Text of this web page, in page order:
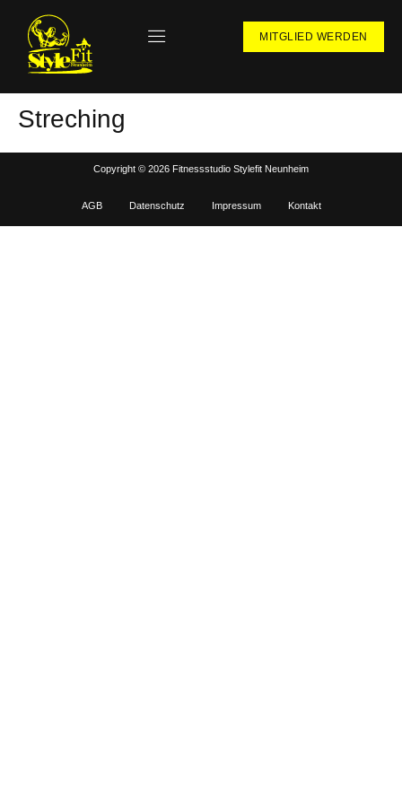
MITGLIED WERDEN
Streching
Copyright © 2026 Fitnessstudio Stylefit Neunheim
AGB Datenschutz Impressum Kontakt